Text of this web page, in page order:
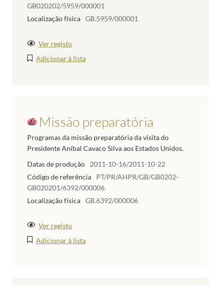
GB020202/5959/000001
Localização física GB.5959/000001
Ver registo
Adicionar à lista
Missão preparatória
Programas da missão preparatória da visita do
Presidente Aníbal Cavaco Silva aos Estados Unidos.
Datas de produção
2011-10-16/2011-10-22
Código de referência
PT/PR/AHPR/GB/GB0202-
GB020201/6392/000006
Localização física GB.6392/000006
Ver registo
Adicionar à lista